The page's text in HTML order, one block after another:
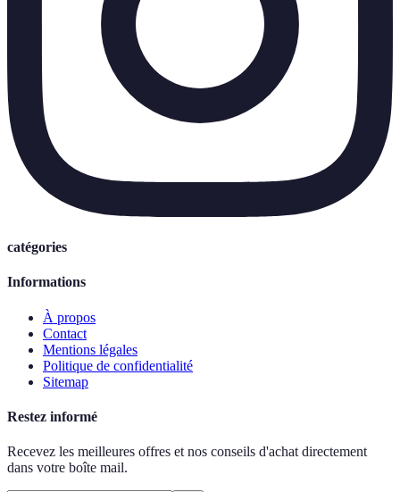
catégories
Informations
À propos
Contact
Mentions légales
Politique de confidentialité
Sitemap
Restez informé
Recevez les meilleures offres et nos conseils d'achat directement
dans votre boîte mail.